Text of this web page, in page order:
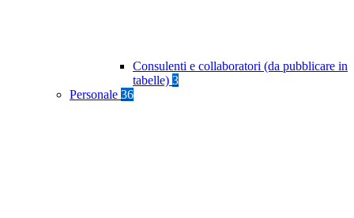
Consulenti e collaboratori (da pubblicare in
tabelle) 3
Personale 36